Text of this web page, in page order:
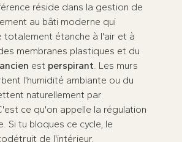
réside dans la gestion de
au bâti moderne qui
totalement étanche à l'air et à
membranes plastiques et du
est perspirant . Les murs
l'humidité ambiante ou du
naturellement par
ce qu'on appelle la régulation
Si tu bloques ce cycle, le
de l'intérieur.